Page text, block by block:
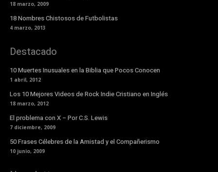
18 marzo, 2009
18 Nombres Chistosos de Futbolistas
4 marzo, 2013
Destacado
10 Muertes Inusuales en la Biblia que Pocos Conocen
1 abril, 2012
Los 10 Mejores Videos de Rock Indie Cristiano en Inglés
18 marzo, 2012
El problema con X – Por C.S. Lewis
7 diciembre, 2009
50 Frases Célebres de la Amistad y el Compañerismo
10 junio, 2009